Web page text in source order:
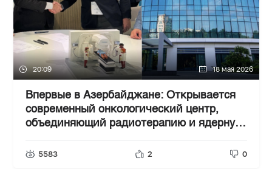
20:09 18 мая 2026
Впервые в Азербайджане: Открывается
современный онкологический центр,
объединяющий радиотерапию и ядерную
медицину в частном секторе
5583 2 0